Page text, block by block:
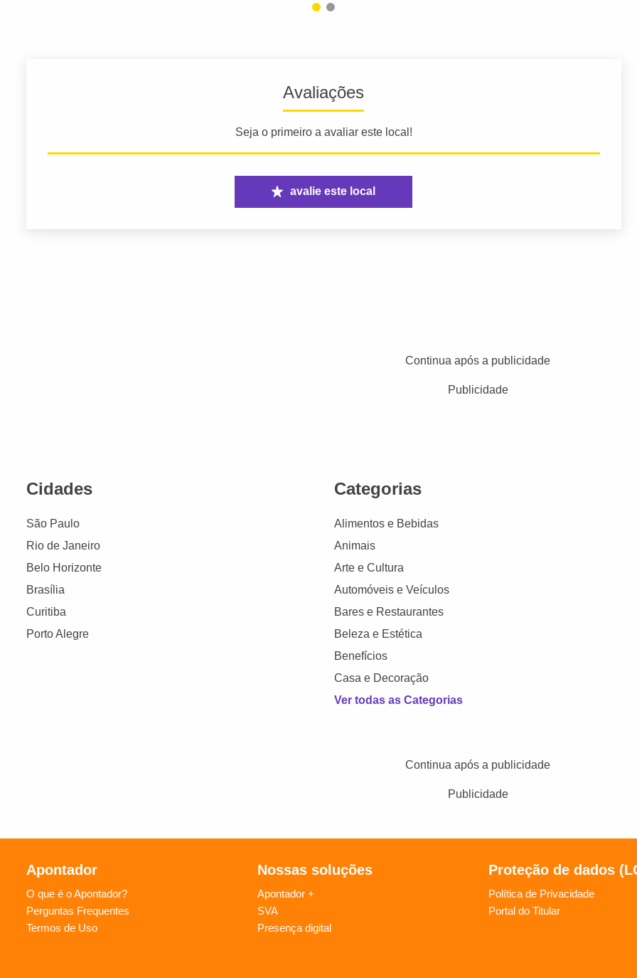
Avaliações
Seja o primeiro a avaliar este local!
avalie este local
Continua após a publicidade
Publicidade
Cidades
São Paulo
Rio de Janeiro
Belo Horizonte
Brasília
Curitiba
Porto Alegre
Categorias
Alimentos e Bebidas
Animais
Arte e Cultura
Automóveis e Veículos
Bares e Restaurantes
Beleza e Estética
Benefícios
Casa e Decoração
Ver todas as Categorias
Continua após a publicidade
Publicidade
Apontador
O que é o Apontador?
Perguntas Frequentes
Termos de Uso
Nossas soluções
Apontador +
SVA
Presença digital
Proteção de dados
Política de Privacidade
Portal do Titular